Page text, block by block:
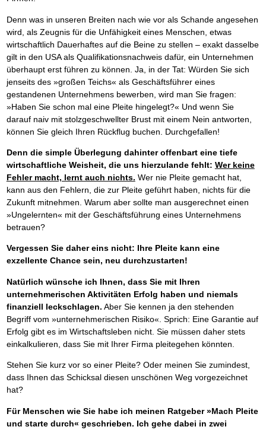
Denn was in unseren Breiten nach wie vor als Schande angesehen
wird, als Zeugnis für die Unfähigkeit eines Menschen, etwas
wirtschaftlich Dauerhaftes auf die Beine zu stellen – exakt dasselbe
gilt in den USA als Qualifikationsnachweis dafür, ein Unternehmen
überhaupt erst führen zu können. Ja, in der Tat: Würden Sie sich
jenseits des »großen Teichs« als Geschäftsführer eines
gestandenen Unternehmens bewerben, wird man Sie fragen:
»Haben Sie schon mal eine Pleite hingelegt?« Und wenn Sie
darauf naiv mit stolzgeschwellter Brust mit einem Nein antworten,
können Sie gleich Ihren Rückflug buchen. Durchgefallen!
Denn die simple Überlegung dahinter offenbart eine tiefe
wirtschaftliche Weisheit, die uns hierzulande fehlt: Wer keine
Fehler macht, lernt auch nichts. Wer nie Pleite gemacht hat,
kann aus den Fehlern, die zur Pleite geführt haben, nichts für die
Zukunft mitnehmen. Warum aber sollte man ausgerechnet einen
»Ungelernten« mit der Geschäftsführung eines Unternehmens
betrauen?
Vergessen Sie daher eins nicht: Ihre Pleite kann eine
exzellente Chance sein, neu durchzustarten!
Natürlich wünsche ich Ihnen, dass Sie mit Ihren
unternehmerischen Aktivitäten Erfolg haben und niemals
finanziell leckschlagen. Aber Sie kennen ja den stehenden
Begriff vom »unternehmerischen Risiko«. Sprich: Eine Garantie auf
Erfolg gibt es im Wirtschaftsleben nicht. Sie müssen daher stets
einkalkulieren, dass Sie mit Ihrer Firma pleitegehen könnten.
Stehen Sie kurz vor so einer Pleite? Oder meinen Sie zumindest,
dass Ihnen das Schicksal diesen unschönen Weg vorgezeichnet
hat?
Für Menschen wie Sie habe ich meinen Ratgeber »Mach Pleite
und starte durch« geschrieben. Ich gehe dabei in zwei